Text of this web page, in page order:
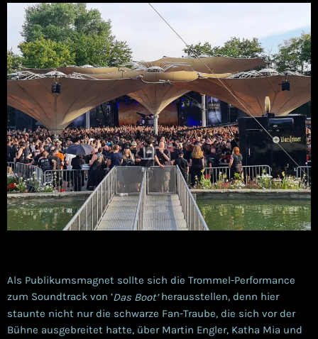
Als Publikumsmagnet sollte sich die Trommel-Performance
zum Soundtrack von ‘Das Boot’herausstellen, denn hier
staunte nicht nur die schwarze Fan-Traube, die sich vor der
Bühne ausgebreitet hatte, über Martin Engler, Katha Mia und